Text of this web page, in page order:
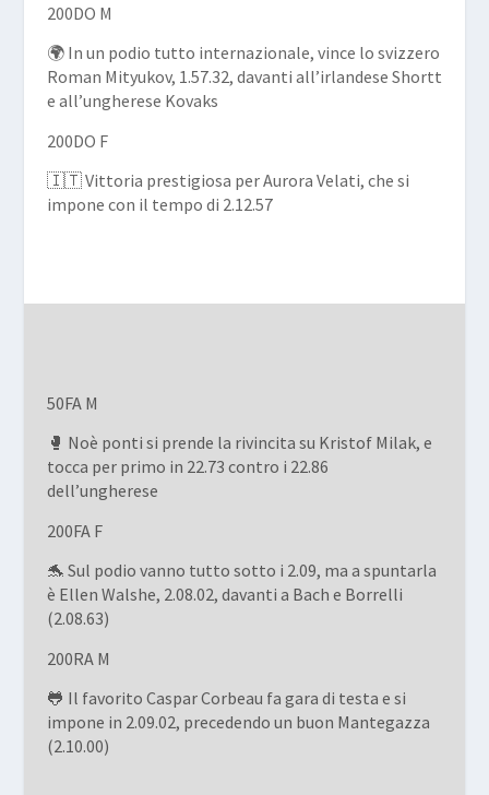
200DO M
🌍 In un podio tutto internazionale, vince lo svizzero
Roman Mityukov, 1.57.32, davanti all’irlandese Shortt
e all’ungherese Kovaks
200DO F
🇮🇹 Vittoria prestigiosa per Aurora Velati, che si
impone con il tempo di 2.12.57
50FA M
🥊 Noè ponti si prende la rivincita su Kristof Milak, e
tocca per primo in 22.73 contro i 22.86
dell’ungherese
200FA F
🐬 Sul podio vanno tutto sotto i 2.09, ma a spuntarla
è Ellen Walshe, 2.08.02, davanti a Bach e Borrelli
(2.08.63)
200RA M
🐸 Il favorito Caspar Corbeau fa gara di testa e si
impone in 2.09.02, precedendo un buon Mantegazza
(2.10.00)